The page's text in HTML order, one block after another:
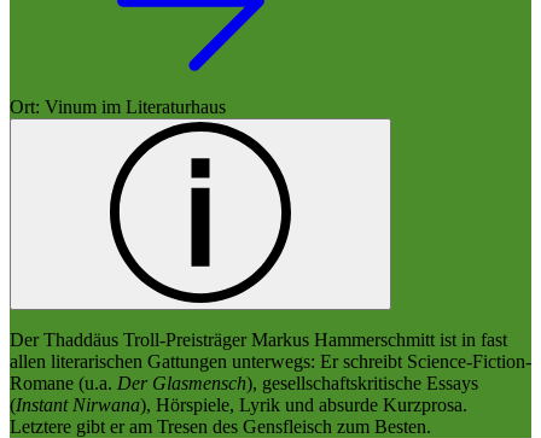
Ort: Vinum im Literaturhaus
Der Thaddäus Troll-Preisträger Markus Hammerschmitt ist in fast
allen literarischen Gattungen unterwegs: Er schreibt Science-Fiction-
Romane (u.a. Der Glasmensch), gesellschaftskritische Essays
(Instant Nirwana), Hörspiele, Lyrik und absurde Kurzprosa.
Letztere gibt er am Tresen des Gensfleisch zum Besten.